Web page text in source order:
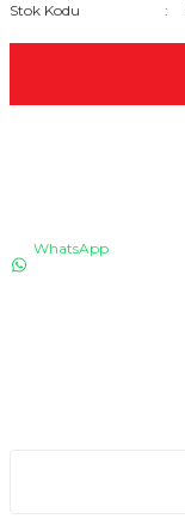
Stok Kodu
WhatsApp